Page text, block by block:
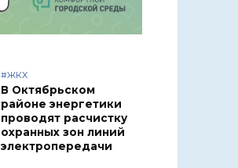
#ЖКХ
В Октябрьском
районе энергетики
проводят расчистку
охранных зон линий
электропередачи